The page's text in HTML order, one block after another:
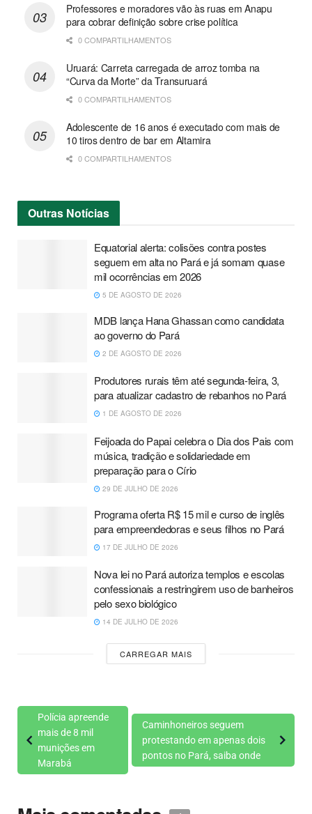
Professores e moradores vão às ruas em Anapu
para cobrar definição sobre crise política
0 COMPARTILHAMENTOS
Uruará: Carreta carregada de arroz tomba na
“Curva da Morte” da Transuruará
0 COMPARTILHAMENTOS
Adolescente de 16 anos é executado com mais de
10 tiros dentro de bar em Altamira
0 COMPARTILHAMENTOS
Outras Notícias
Equatorial alerta: colisões contra postes
seguem em alta no Pará e já somam quase
mil ocorrências em 2026
5 DE AGOSTO DE 2026
MDB lança Hana Ghassan como candidata
ao governo do Pará
2 DE AGOSTO DE 2026
Produtores rurais têm até segunda-feira, 3,
para atualizar cadastro de rebanhos no Pará
1 DE AGOSTO DE 2026
Feijoada do Papai celebra o Dia dos Pais com
música, tradição e solidariedade em
preparação para o Círio
29 DE JULHO DE 2026
Programa oferta R$ 15 mil e curso de inglês
para empreendedoras e seus filhos no Pará
17 DE JULHO DE 2026
Nova lei no Pará autoriza templos e escolas
confessionais a restringirem uso de banheiros
pelo sexo biológico
14 DE JULHO DE 2026
CARREGAR MAIS
Polícia apreende
mais de 8 mil
munições em
Marabá
Caminhoneiros seguem
protestando em apenas dois
pontos no Pará, saiba onde